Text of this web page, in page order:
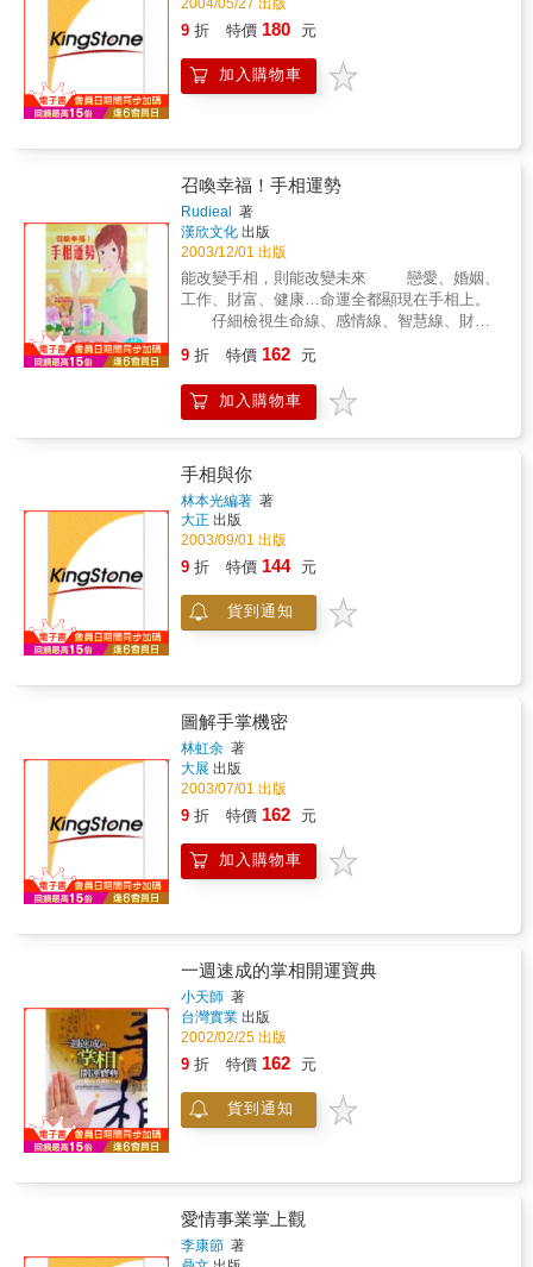
2004/05/27 出版
9 折 特價 180 元
加入購物車
召喚幸福！手相運勢
Rudieal
著
漢欣文化 出版
2003/12/01 出版
能改變手相，則能改變未來 戀愛、婚姻、
工作、財富、健康…命運全都顯現在手相上。
仔細檢視生命線、感情線、智慧線、財運
手相是隱藏著知曉現在狀態及未來命運的
「魔法鏡」手相能映照出過去、現在和未來，
如果你對現在的人生不甚滿意，只要改變生活
後續的明朗未來。 相反地，過著放蕩形骸
生活的人，就會反映出現荒唐的心及隨著而來
的麻煩和嚴苛的未來。 手相會呈現每個人
的吉凶徵兆，讓我們敏銳地理解它的涵義，以
達到趨吉避凶的好運勢。
9 折 特價 162 元
加入購物車
手相與你
林本光編著 著
大正 出版
2003/09/01 出版
9 折 特價 144 元
貨到通知
圖解手掌機密
林虹余 著
大展 出版
2003/07/01 出版
9 折 特價 162 元
加入購物車
一週速成的掌相開運寶典
小天師 著
台灣實業 出版
2002/02/25 出版
9 折 特價 162 元
貨到通知
愛情事業掌上觀
李康節 著